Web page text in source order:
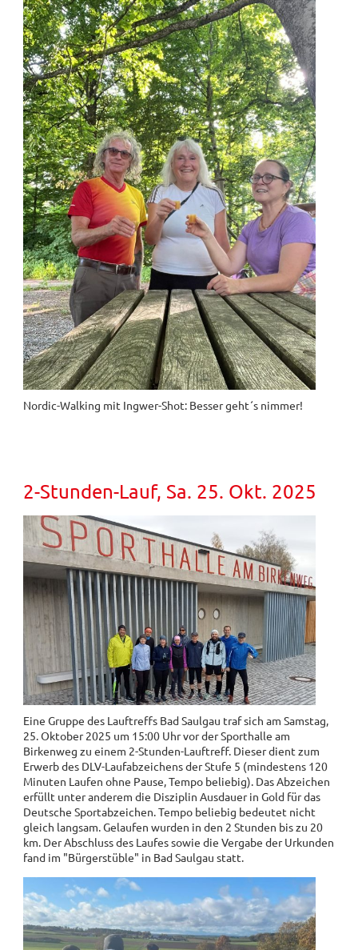
Nordic-Walking mit Ingwer-Shot: Besser geht´s nimmer!
2-Stunden-Lauf, Sa. 25. Okt. 2025
Eine Gruppe des Lauftreffs Bad Saulgau traf sich am Samstag,
25. Oktober 2025 um 15:00 Uhr vor der Sporthalle am
Birkenweg zu einem 2-Stunden-Lauftreff. Dieser dient zum
Erwerb des DLV-Laufabzeichens der Stufe 5 (mindestens 120
Minuten Laufen ohne Pause, Tempo beliebig). Das Abzeichen
erfüllt unter anderem die Disziplin Ausdauer in Gold für das
Deutsche Sportabzeichen. Tempo beliebig bedeutet nicht
gleich langsam. Gelaufen wurden in den 2 Stunden bis zu 20
km. Der Abschluss des Laufes sowie die Vergabe der Urkunden
fand im "Bürgerstüble" in Bad Saulgau statt.